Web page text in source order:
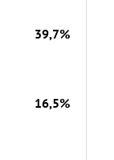
39,7%
16,5%